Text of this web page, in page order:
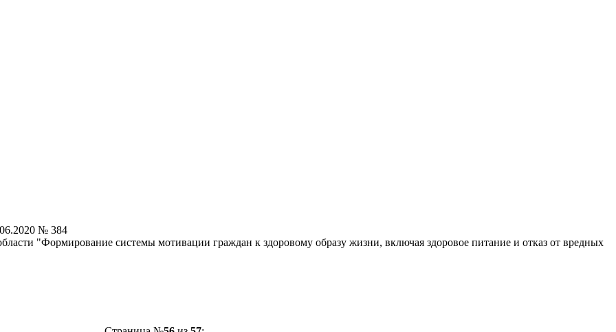
№ 384
"Формирование системы мотивации граждан к здоровому образу жизни, включая здоровое питание и отказ от вредных